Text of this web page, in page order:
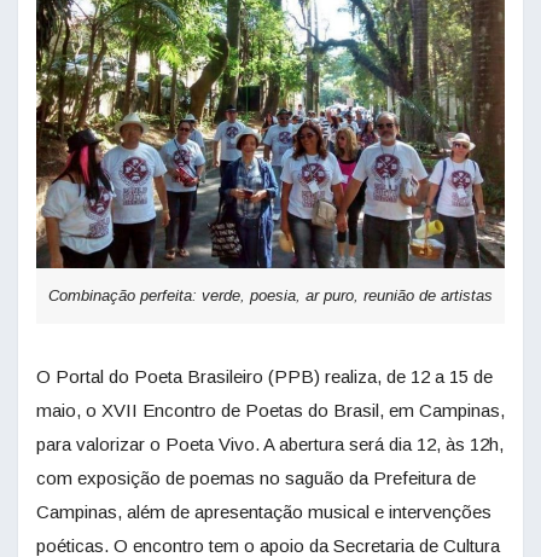
Combinação perfeita: verde, poesia, ar puro, reunião de artistas
O Portal do Poeta Brasileiro (PPB) realiza, de 12 a 15 de
maio, o XVII Encontro de Poetas do Brasil, em Campinas,
para valorizar o Poeta Vivo. A abertura será dia 12, às 12h,
com exposição de poemas no saguão da Prefeitura de
Campinas, além de apresentação musical e intervenções
poéticas. O encontro tem o apoio da Secretaria de Cultura